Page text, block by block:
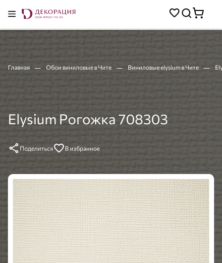
Главная Обои виниловые в Чите Виниловые elysium в Чите
Elysium Рогожка 708303
Поделиться В избранное